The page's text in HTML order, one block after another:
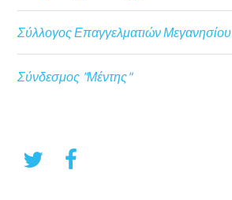
Σύλλογος Επαγγελματιών Μεγανησίου
Σύνδεσμος "Μέντης"